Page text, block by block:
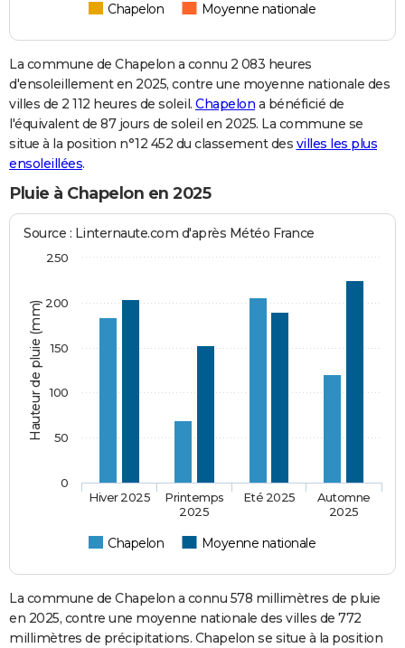
Chapelon Moyenne nationale
La commune de Chapelon a connu 2 083 heures
d'ensoleillement en 2025, contre une moyenne nationale des
villes de 2 112 heures de soleil. Chapelon a bénéficié de
l'équivalent de 87 jours de soleil en 2025. La commune se
situe à la position n°12 452 du classement des villes les plus
ensoleillées.
Pluie à Chapelon en 2025
Hauteur de pluie (mm)
Source : Linternaute.com d'après Météo France
Chapelon Moyenne nationale
Hiver 2025
Printemps
2025
Eté 2025
Automne
2025
0
50
100
150
200
250
La commune de Chapelon a connu 578 millimètres de pluie
en 2025, contre une moyenne nationale des villes de 772
millimètres de précipitations. Chapelon se situe à la position